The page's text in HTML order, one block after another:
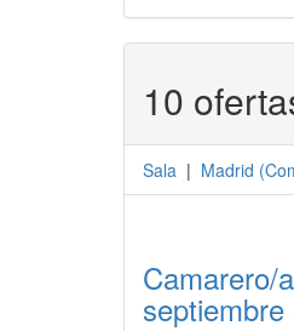
10
Sala | Madrid (
Camarero/